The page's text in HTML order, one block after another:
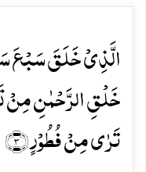
الَّذِیۡ خَلَقَ سَبۡعَ
خَلۡقِ الرَّحۡمٰنِ
تَرٰی مِنۡ فُطُوۡرٍ ﴿۳﴾